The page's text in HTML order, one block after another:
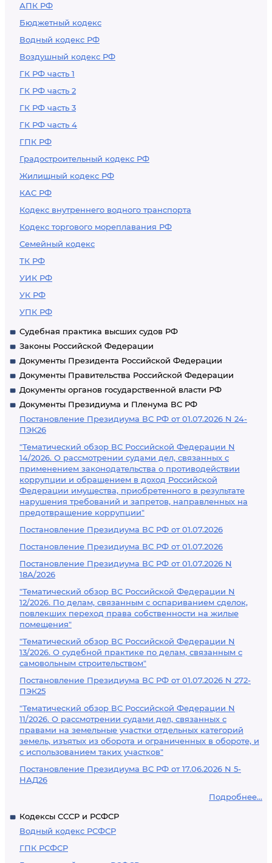
АПК РФ
Бюджетный кодекс
Водный кодекс РФ
Воздушный кодекс РФ
ГК РФ часть 1
ГК РФ часть 2
ГК РФ часть 3
ГК РФ часть 4
ГПК РФ
Градостроительный кодекс РФ
Жилищный кодекс РФ
КАС РФ
Кодекс внутреннего водного транспорта
Кодекс торгового мореплавания РФ
Семейный кодекс
ТК РФ
УИК РФ
УК РФ
УПК РФ
Судебная практика высших судов РФ
Законы Российской Федерации
Документы Президента Российской Федерации
Документы Правительства Российской Федерации
Документы органов государственной власти РФ
Документы Президиума и Пленума ВС РФ
Постановление Президиума ВС РФ от 01.07.2026 N 24-
ПЭК26
"Тематический обзор ВС Российской Федерации N
14/2026. О рассмотрении судами дел, связанных с
применением законодательства о противодействии
коррупции и обращением в доход Российской
Федерации имущества, приобретенного в результате
нарушения требований и запретов, направленных на
предотвращение коррупции"
Постановление Президиума ВС РФ от 01.07.2026
Постановление Президиума ВС РФ от 01.07.2026
Постановление Президиума ВС РФ от 01.07.2026 N
18А/2026
"Тематический обзор ВС Российской Федерации N
12/2026. По делам, связанным с оспариванием сделок,
повлекших переход права собственности на жилые
помещения"
"Тематический обзор ВС Российской Федерации N
13/2026. О судебной практике по делам, связанным с
самовольным строительством"
Постановление Президиума ВС РФ от 01.07.2026 N 272-
ПЭК25
"Тематический обзор ВС Российской Федерации N
11/2026. О рассмотрении судами дел, связанных с
правами на земельные участки отдельных категорий
земель, изъятых из оборота и ограниченных в обороте, и
с использованием таких участков"
Постановление Президиума ВС РФ от 17.06.2026 N 5-
НАД26
Подробнее...
Кодексы СССР и РСФСР
Водный кодекс РСФСР
ГПК РСФСР